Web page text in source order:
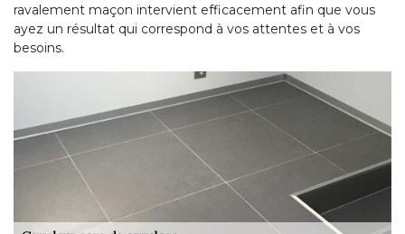
ravalement maçon intervient efficacement afin que vous
ayez un résultat qui correspond à vos attentes et à vos
besoins.